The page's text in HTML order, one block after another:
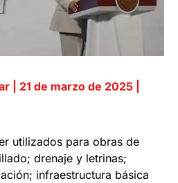
| 21 de marzo de 2025 |
utilizados para obras de
drenaje y letrinas;
infraestructura básica